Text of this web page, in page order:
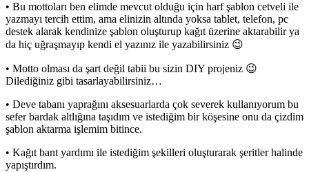
• Bu mottoları ben elimde mevcut olduğu için harf şablon cetveli ile
yazmayı tercih ettim, ama elinizin altında yoksa tablet, telefon, pc
destek alarak kendinize şablon oluşturup kağıt üzerine aktarabilir ya
da hiç uğraşmayıp kendi el yazınız ile yazabilirsiniz 😉
• Motto olması da şart değil tabii bu sizin DIY projeniz 😉
Dilediğiniz gibi tasarlayabilirsiniz…
• Deve tabanı yaprağını aksesuarlarda çok severek kullanıyorum bu
sefer bardak altlığına taşıdım ve istediğim bir köşesine onu da çizdim
şablon aktarma işlemim bitince.
• Kağıt bant yardımı ile istediğim şekilleri oluşturarak şeritler halinde
yapıştırdım.